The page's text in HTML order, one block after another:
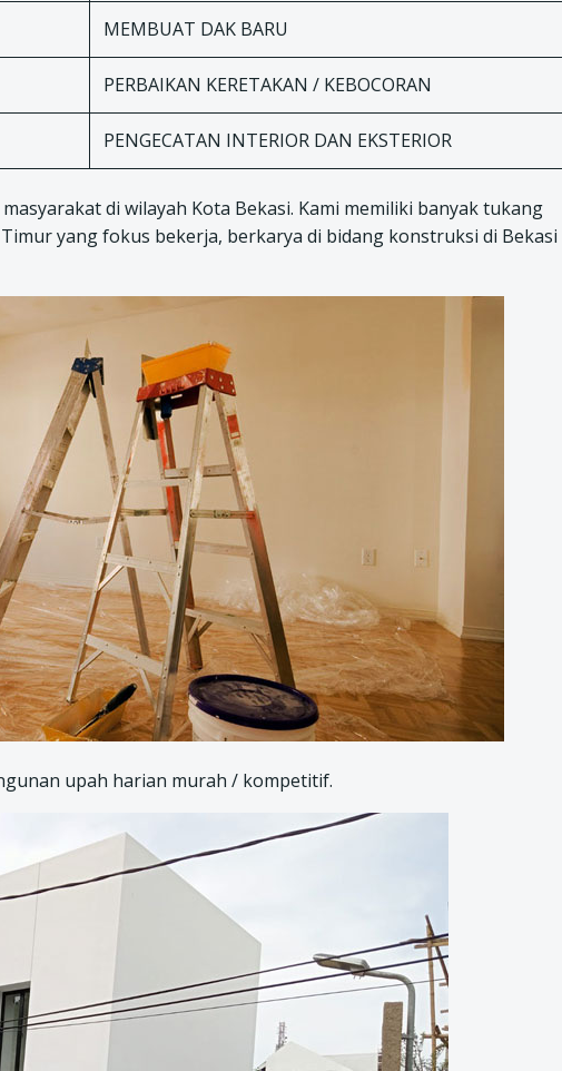
MEMBUAT DAK BARU
PERBAIKAN KERETAKAN / KEBOCORAN
PENGECATAN INTERIOR DAN EKSTERIOR
di wilayah Kota Bekasi. Kami memiliki banyak tukang
yang fokus bekerja, berkarya di bidang konstruksi di Bekasi
upah harian murah / kompetitif.